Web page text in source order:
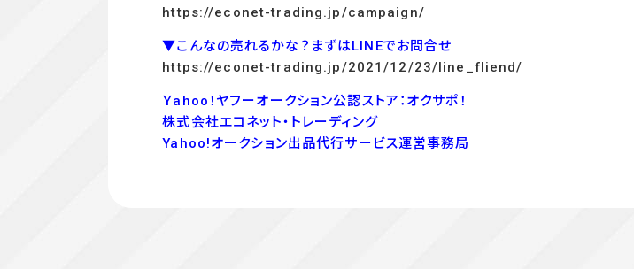
https://econet-trading.jp/campaign/
▼こんなの売れるかな？まずはLINEでお問合せ
https://econet-trading.jp/2021/12/23/line_fliend/
Ｙahoo！ヤフーオークション公認ストア：オクサポ！
株式会社エコネット・トレーディング
Yahoo!オークション出品代行サービス運営事務局